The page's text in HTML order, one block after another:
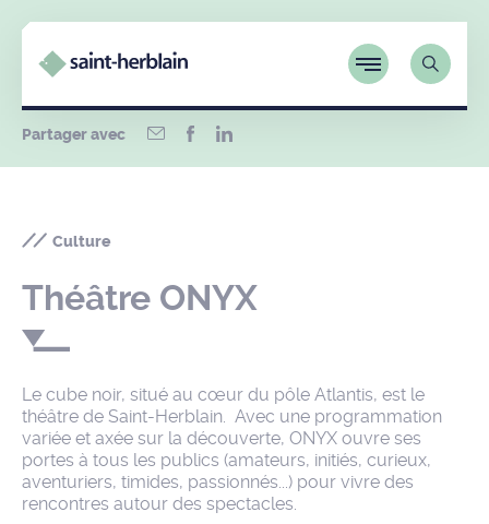
Partager avec
Culture
Théâtre ONYX
Le cube noir, situé au cœur du pôle Atlantis, est le
théâtre de Saint-Herblain. Avec une programmation
variée et axée sur la découverte, ONYX ouvre ses
portes à tous les publics (amateurs, initiés, curieux,
aventuriers, timides, passionnés...) pour vivre des
rencontres autour des spectacles.